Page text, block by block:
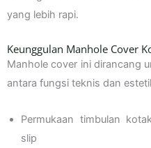
yang lebih rapi.
Keunggulan Manhole Cover
Manhole cover ini dirancang
antara fungsi teknis dan
Permukaan timbulan
slip